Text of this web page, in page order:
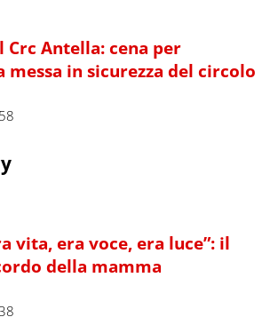
Crc Antella: cena per
messa in sicurezza del circolo
vita, era voce, era luce”: il
della mamma